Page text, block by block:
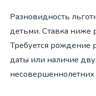
Разновидность
детьми. Ставка ниже
Требуется рождение
даты или наличие
несовершеннолетних